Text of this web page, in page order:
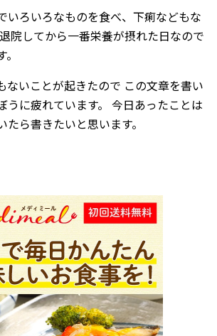
いろいろなものを食べ、下痢などもな
院してから一番栄養が摂れた日なので
ないことが起きたので この文章を書い
に疲れています。 今日あったことは
ら書きたいと思います。